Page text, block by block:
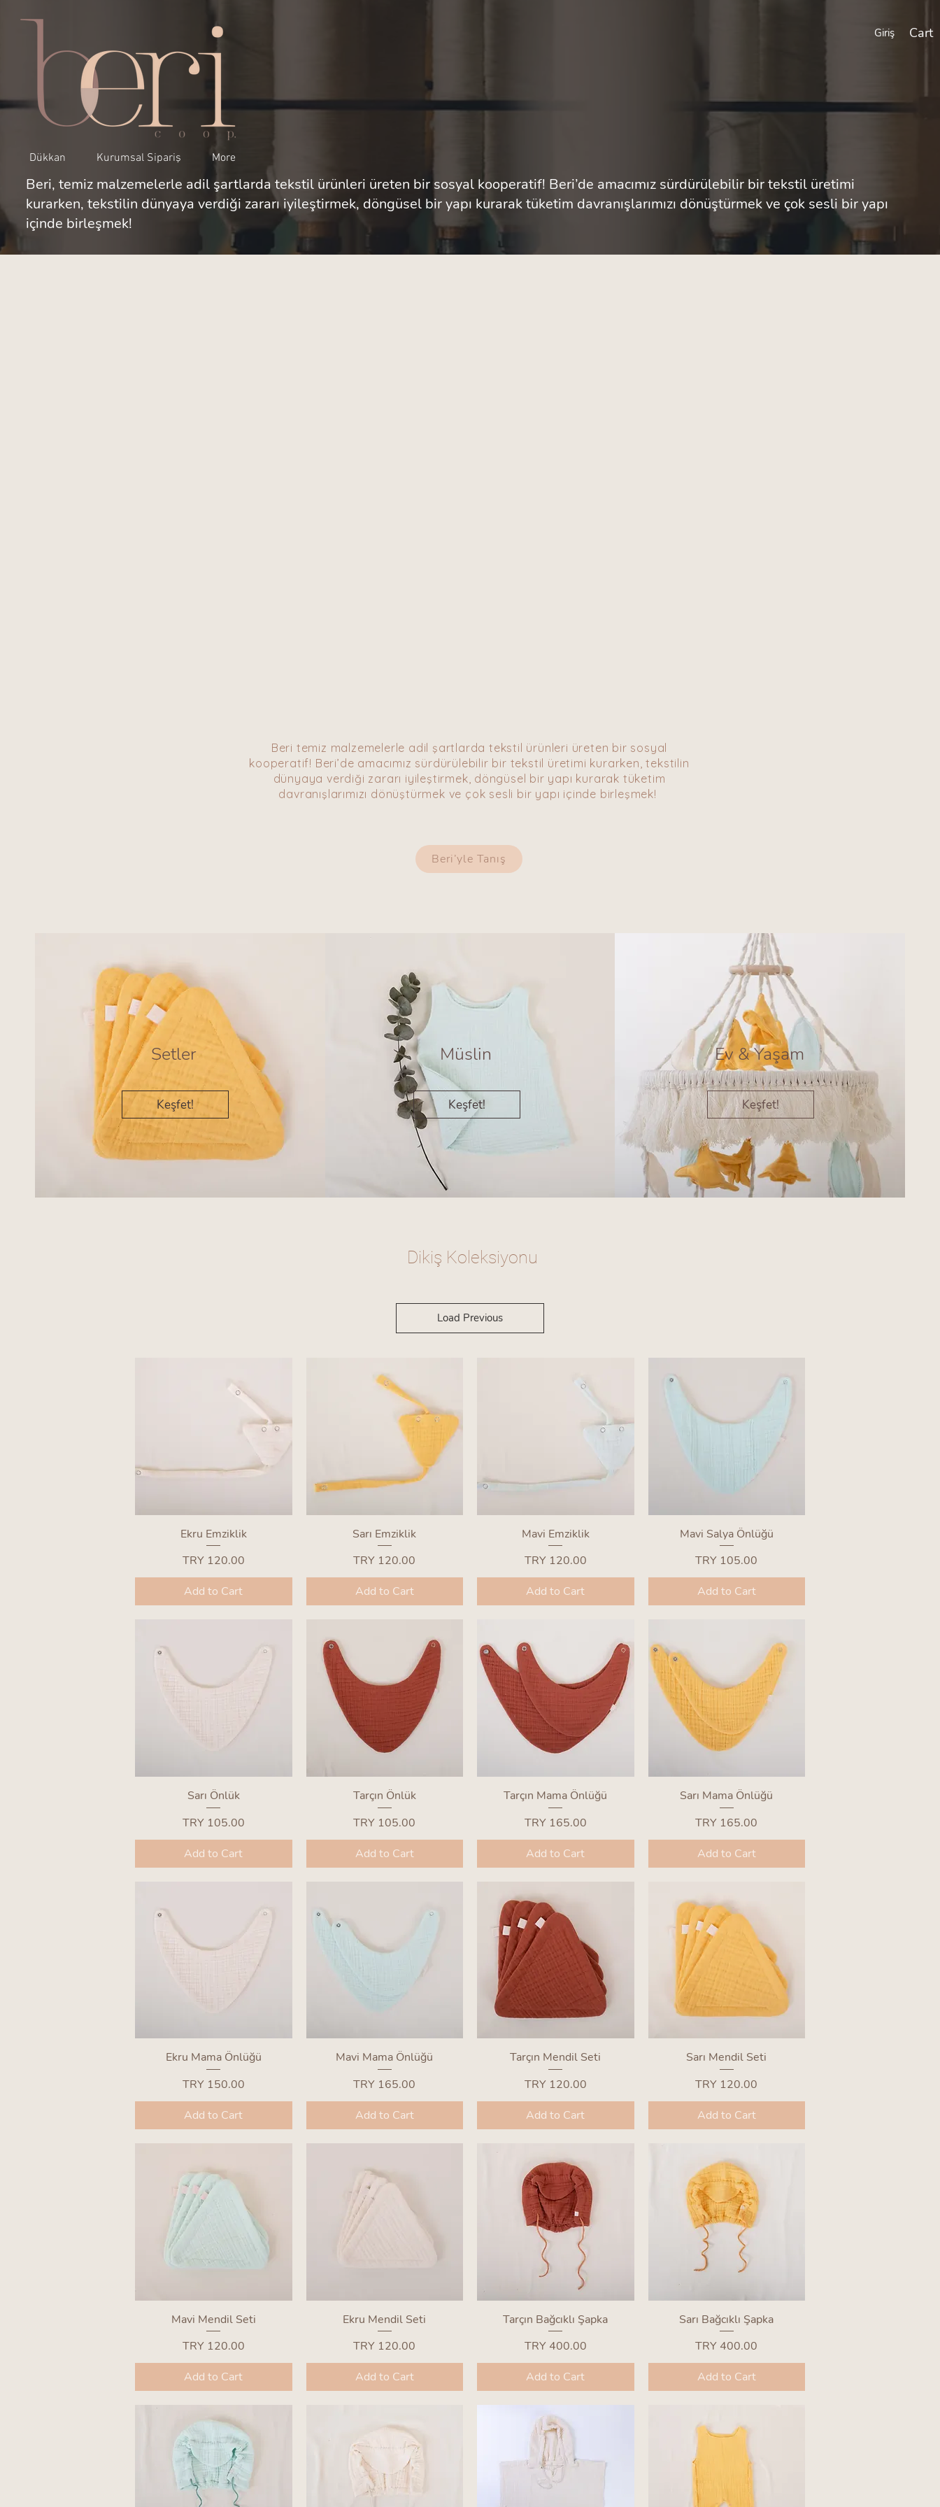
Giriş Cart
Dükkan Kurumsal Sipariş More
Beri, temiz malzemelerle adil şartlarda tekstil ürünleri üreten bir sosyal kooperatif! Beri’de amacımız sürdürülebilir bir tekstil üretimi
kurarken, tekstilin dünyaya verdiği zararı iyileştirmek, döngüsel bir yapı kurarak tüketim davranışlarımızı dönüştürmek ve çok sesli bir yapı
içinde birleşmek!
Beri temiz malzemelerle adil şartlarda tekstil ürünleri üreten bir sosyal
kooperatif! Beri’de amacımız sürdürülebilir bir tekstil üretimi kurarken, tekstilin
dünyaya verdiği zararı iyileştirmek, döngüsel bir yapı kurarak tüketim
davranışlarımızı dönüştürmek ve çok sesli bir yapı içinde birleşmek!
Beri’yle Tanış
Setler
Keşfet!
Müslin
Keşfet!
Ev & Yaşam
Keşfet!
Dikiş Koleksiyonu
Load Previous
Quick View
Ekru Emziklik
Price
TRY 120.00
Add to Cart
Quick View
Sarı Emziklik
Price
TRY 120.00
Add to Cart
Quick View
Mavi Emziklik
Price
TRY 120.00
Add to Cart
Quick View
Mavi Salya Önlüğü
Price
TRY 105.00
Add to Cart
Quick View
Sarı Önlük
Price
TRY 105.00
Add to Cart
Quick View
Tarçın Önlük
Price
TRY 105.00
Add to Cart
Quick View
Tarçın Mama Önlüğü
Price
TRY 165.00
Add to Cart
Quick View
Sarı Mama Önlüğü
Price
TRY 165.00
Add to Cart
Quick View
Ekru Mama Önlüğü
Price
TRY 150.00
Add to Cart
Quick View
Mavi Mama Önlüğü
Price
TRY 165.00
Add to Cart
Quick View
Tarçın Mendil Seti
Price
TRY 120.00
Add to Cart
Quick View
Sarı Mendil Seti
Price
TRY 120.00
Add to Cart
Quick View
Mavi Mendil Seti
Price
TRY 120.00
Add to Cart
Quick View
Ekru Mendil Seti
Price
TRY 120.00
Add to Cart
Quick View
Tarçın Bağcıklı Şapka
Price
TRY 400.00
Add to Cart
Quick View
Sarı Bağcıklı Şapka
Price
TRY 400.00
Add to Cart